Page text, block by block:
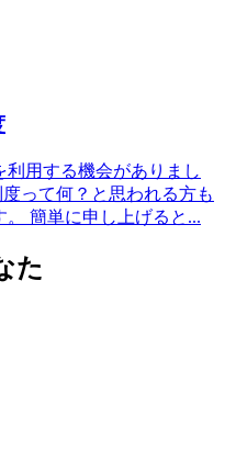
用する機会がありまし
って何？と思われる方も
簡単に申し上げると...